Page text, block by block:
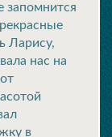
запомнится
Ларису,
нас на
в